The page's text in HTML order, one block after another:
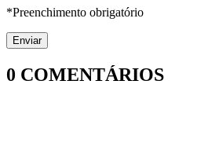
*Preenchimento obrigatório
0 COMENTÁRIOS